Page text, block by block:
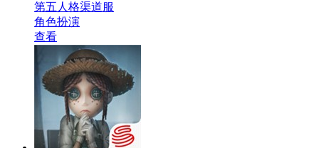
第五人格渠道服
角色扮演
查看